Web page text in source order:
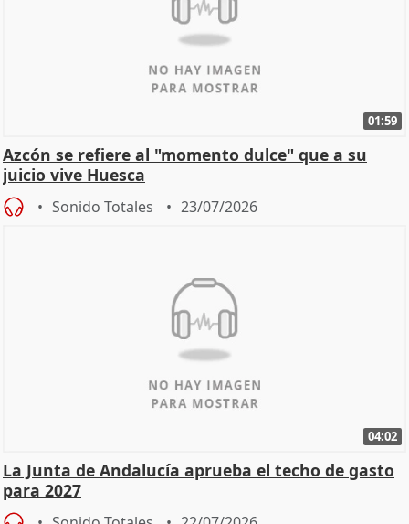
01:59
Azcón se refiere al "momento dulce" que a su
juicio vive Huesca
Sonido Totales 23/07/2026
04:02
La Junta de Andalucía aprueba el techo de gasto
para 2027